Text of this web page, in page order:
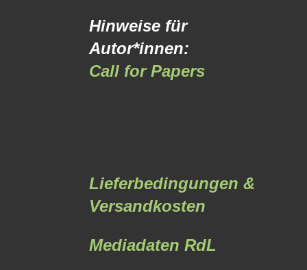
Hinweise für
Autor*innen:
Call for Papers
Lieferbedingungen &
Versandkosten
Mediadaten RdL